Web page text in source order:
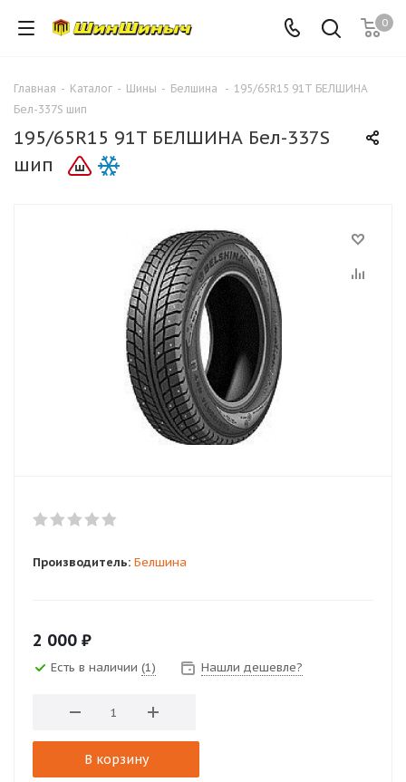
0
Главная - Каталог - Шины - Белшина - 195/65R15 91T БЕЛШИНА
Бел-337S шип
195/65R15 91T БЕЛШИНА Бел-337S
шип
Производитель: Белшина
2 000 ₽
Есть в наличии (1) Нашли дешевле?
В корзину